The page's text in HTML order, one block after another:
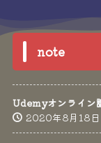
note
Udemyオンライン
2020年8月18日